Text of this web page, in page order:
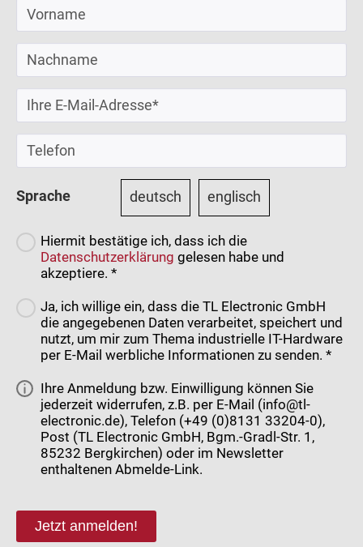
Sprache deutsch englisch
Hiermit bestätige ich, dass ich die
Datenschutzerklärung gelesen habe und
akzeptiere. *
Ja, ich willige ein, dass die TL Electronic GmbH
die angegebenen Daten verarbeitet, speichert und
nutzt, um mir zum Thema industrielle IT-Hardware
per E-Mail werbliche Informationen zu senden. *
Ihre Anmeldung bzw. Einwilligung können Sie
jederzeit widerrufen, z.B. per E-Mail (info@tl-
electronic.de), Telefon (+49 (0)8131 33204-0),
Post (TL Electronic GmbH, Bgm.-Gradl-Str. 1,
85232 Bergkirchen) oder im Newsletter
enthaltenen Abmelde-Link.
Jetzt anmelden!